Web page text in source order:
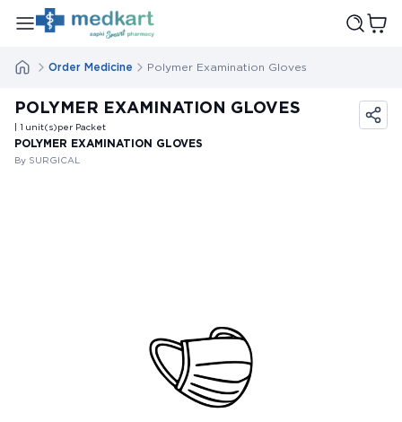
Order Medicine Polymer Examination Gloves
POLYMER EXAMINATION GLOVES
| 1 unit(s)per Packet
POLYMER EXAMINATION GLOVES
By SURGICAL